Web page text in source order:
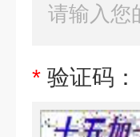
* 验证码：